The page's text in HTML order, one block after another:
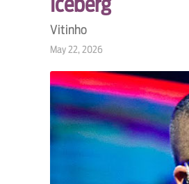
Vitinho
May 22, 2026